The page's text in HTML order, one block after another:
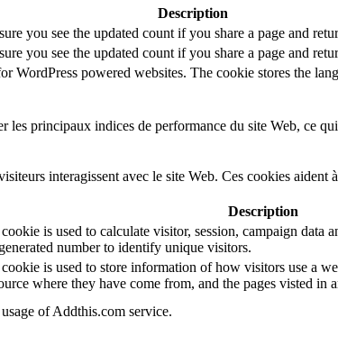
Description
you see the updated count if you share a page and
you see the updated count if you share a page and
WordPress powered websites. The cookie stores the
les principaux indices de performance du site Web, ce
interagissent avec le site Web. Ces cookies
Description
is used to calculate visitor, session, campaign data
number to identify unique visitors.
is used to store information of how visitors use a
where they have come from, and the pages visted in
of Addthis.com service.